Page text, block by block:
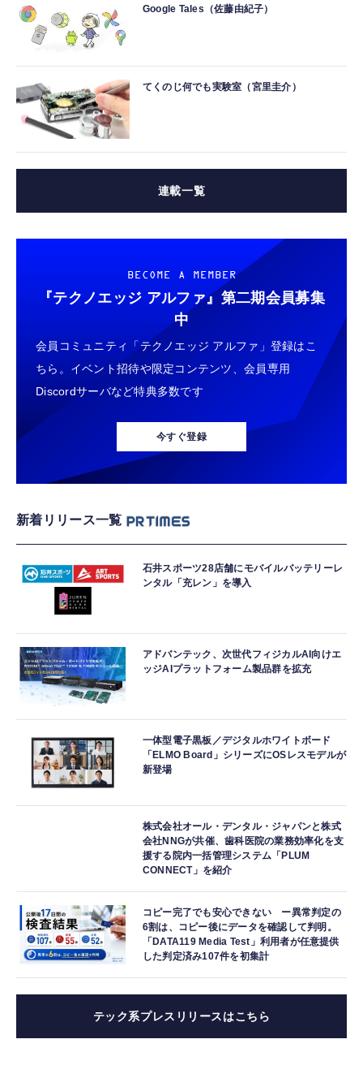
Google Tales（佐藤由紀子）
てくのじ何でも実験室（宮里圭介）
連載一覧
BECOME A MEMBER
『テクノエッジ アルファ』 第二期会員募集
中
会員コミュニティ「テクノエッジ アルファ」登録はこ
ちら。イベント招待や限定コンテンツ、会員専用
Discordサーバなど特典多数です
今すぐ登録
新着リリース一覧
石井スポーツ28店舗にモバイルバッテリーレ
ンタル「充レン」を導入
アドバンテック、次世代フィジカルAI向けエ
ッジAIプラットフォーム製品群を拡充
一体型電子黒板／デジタルホワイトボード
「ELMO Board」シリーズにOSレスモデルが
新登場
株式会社オール・デンタル・ジャパンと株式
会社NNGが共催、歯科医院の業務効率化を支
援する院内一括管理システム「PLUM
CONNECT」を紹介
コピー完了でも安心できない ー異常判定の
6割は、コピー後にデータを確認して判明。
「DATA119 Media Test」利用者が任意提供
した判定済み107件を初集計
テック系プレスリリースはこちら